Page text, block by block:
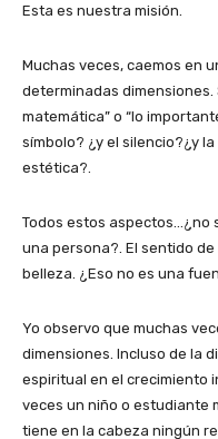
Esta es nuestra misión.
Muchas veces, caemos en
determinadas dimensiones.
matemática” o “lo
símbolo? ¿y el silencio?¿y
estética?.
Todos estos aspectos…¿no
una persona?. El sentido
belleza. ¿Eso no es una
Yo observo que muchas
dimensiones. Incluso de la
espiritual en el crecimiento
veces un niño o estudiante
tiene en la cabeza ningún